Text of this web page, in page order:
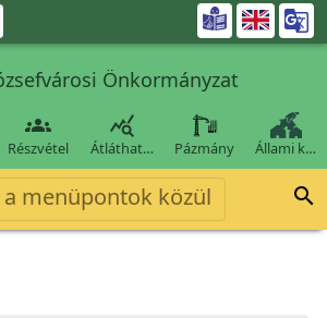

Önkormányzat

Részvétel

Átláthat… Pázmány Állami k…
a menüpontok közül 